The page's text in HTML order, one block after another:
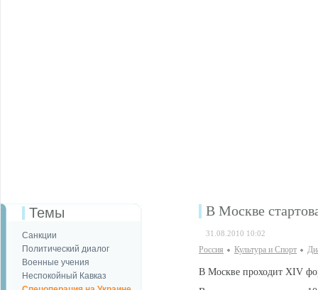
Темы
Санкции
Политический диалог
Военные учения
Неспокойный Кавказ
В Москве
31.08.2010 10:02
Россия Культура и Спорт
В Москве проходит XIV